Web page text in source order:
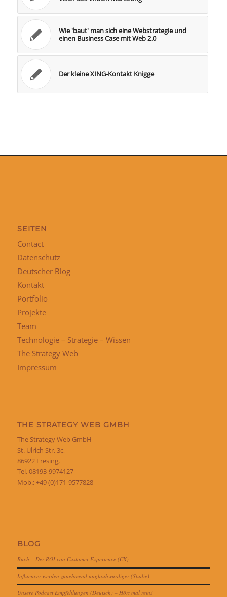
Wie 'baut' man sich eine Webstrategie und
einen Business Case mit Web 2.0
Der kleine XING-Kontakt Knigge
SEITEN
Contact
Datenschutz
Deutscher Blog
Kontakt
Portfolio
Projekte
Team
Technologie – Strategie – Wissen
The Strategy Web
Impressum
THE STRATEGY WEB GMBH
The Strategy Web GmbH
St. Ulrich Str. 3c,
86922 Eresing,
Tel. 08193-9974127
Mob.: +49 (0)171-9577828
BLOG
Buch – Der ROI von Customer Experience (CX)
Influencer werden zunehmend unglaubwürdiger (Studie)
Unsere Podcast Empfehlungen (Deutsch) – Hört mal rein!